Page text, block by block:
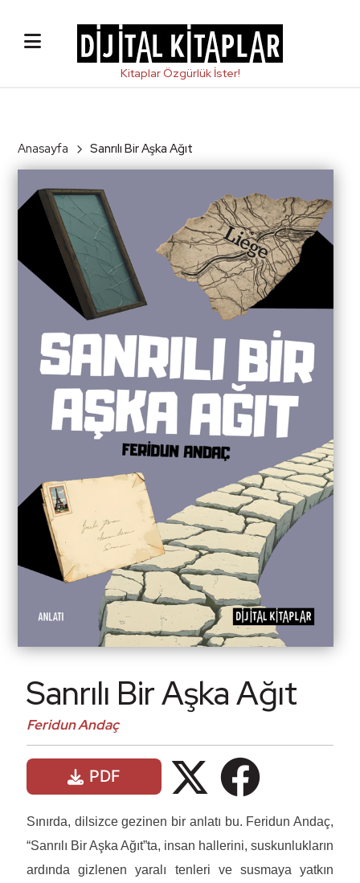
Anasayfa Sanrılı Bir Aşka Ağıt
Sanrılı Bir Aşka Ağıt
Feridun Andaç
PDF
Sınırda, dilsizce gezinen bir anlatı bu. Feridun Andaç,
“Sanrılı Bir Aşka Ağıt”ta, insan hallerini, suskunlukların
ardında gizlenen yaralı tenleri ve susmaya yatkın